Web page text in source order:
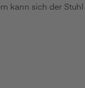
kann sich der